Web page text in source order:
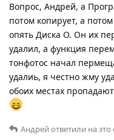
Вопрос, Андрей, а
потом копирует, а потом
опять Диска О. Он их
удалил, а функция
тонфотос начал
удалиь, я честно жму
обоих местах
Андрейответили на